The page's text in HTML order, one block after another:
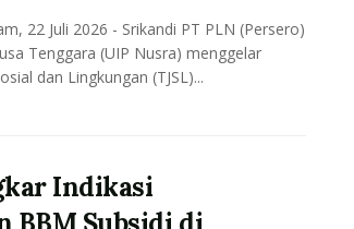
22 Juli 2026 - Srikandi PT PLN (Persero)
Tenggara (UIP Nusra) menggelar
dan Lingkungan (TJSL)...
Indikasi